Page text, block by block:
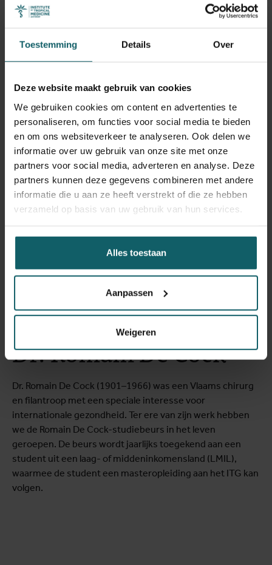
Toestemming Details Over
Deze website maakt gebruik van cookies
We gebruiken cookies om content en advertenties te
personaliseren, om functies voor social media te bieden
en om ons websiteverkeer te analyseren. Ook delen we
informatie over uw gebruik van onze site met onze
partners voor social media, adverteren en analyse. Deze
partners kunnen deze gegevens combineren met andere
informatie die u aan ze heeft verstrekt of die ze hebben
verzameld op basis van uw gebruik van hun services.
Alles toestaan
Aanpassen
Weigeren
Dr. Romain De Cock
Dr. Romain De Cock (1901–1966) was een Vlaams chirurg
en filantroop met een speciale interesse voor
internationale gezondheid. Ter ere van zijn werk hebben
we de Romain De Cock-studiebeurs in het leven
geroepen. De beurs wordt jaarlijks toegekend aan een
student uit een laag- of middeninkomensland (LMIL),
waarmee de student een masteropleiding aan het ITG kan
volgen.